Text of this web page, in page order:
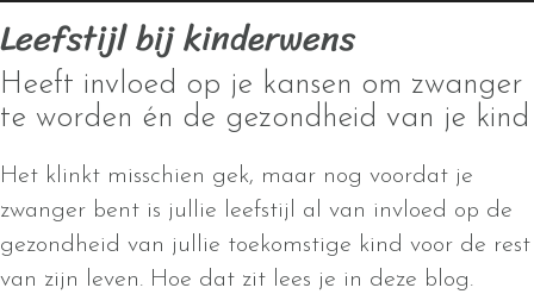
Leefstijl bij kinderwens
Heeft invloed op je kansen om zwanger
te worden én de gezondheid van je kind
Het klinkt misschien gek, maar nog voordat je
zwanger bent is jullie leefstijl al van invloed op de
gezondheid van jullie toekomstige kind voor de rest
van zijn leven. Hoe dat zit lees je in deze blog.